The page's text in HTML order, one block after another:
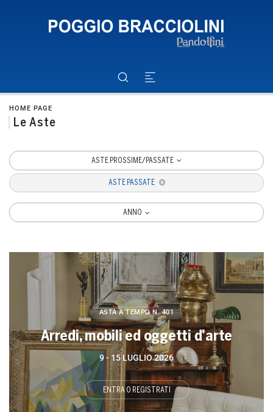
HOME PAGE
Le Aste
ASTE PROSSIME/PASSATE
ASTE PASSATE
ANNO
ASTA A TEMPO N. 401
Arredi, mobili ed oggetti d'arte
9 -15 LUGLIO 2026
ENTRA O REGISTRATI